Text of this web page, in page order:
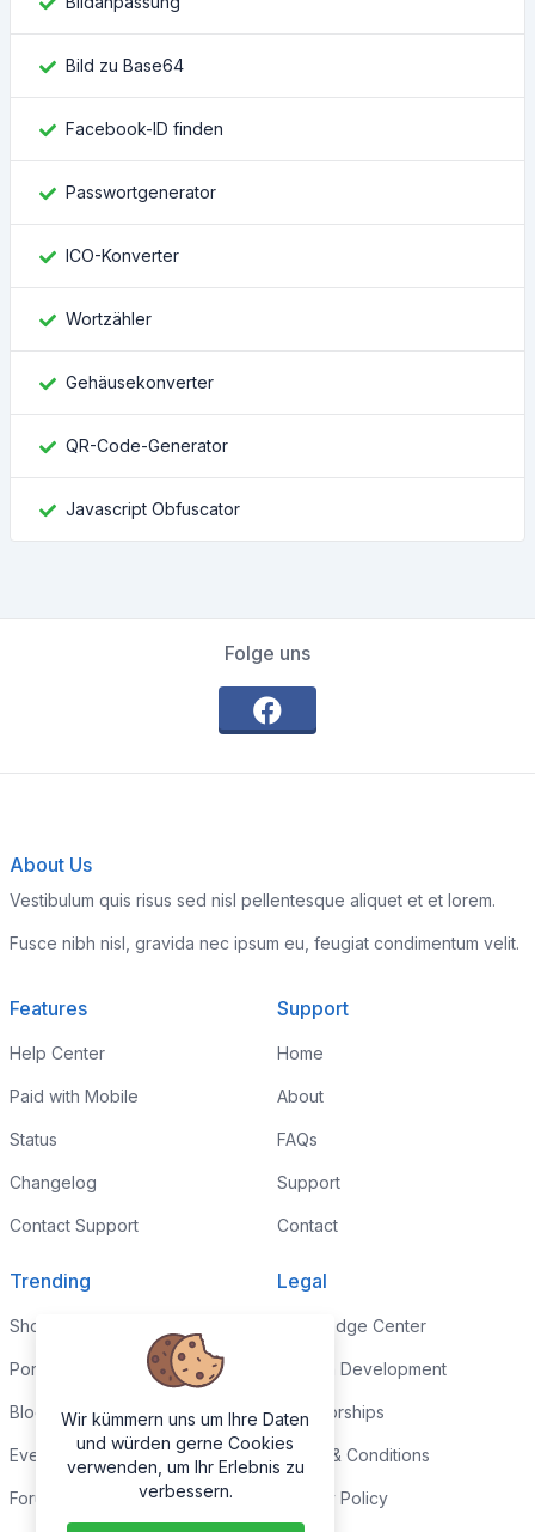
Bild zu Base64
Facebook-ID finden
Passwortgenerator
ICO-Konverter
Wortzähler
Gehäusekonverter
QR-Code-Generator
Javascript Obfuscator
Folge uns
About Us
Vestibulum quis risus sed nisl pellentesque aliquet et et lorem.
Fusce nibh nisl, gravida nec ipsum eu, feugiat condimentum velit.
Features
Help Center
Paid with Mobile
Status
Changelog
Contact Support
Support
Home
About
FAQs
Support
Contact
Trending
Shop
Portfolio
Blog
Events
Forums
Legal
Knowledge Center
Custom Development
Sponsorships
Terms & Conditions
Privacy Policy
Wir kümmern uns um Ihre Daten
und würden gerne Cookies
verwenden, um Ihr Erlebnis zu
verbessern.